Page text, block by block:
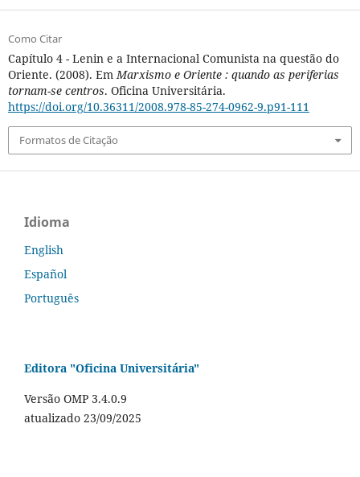
Como Citar
Capítulo 4 - Lenin e a Internacional Comunista na questão do
Oriente. (2008). EmMarxismo e Oriente : quando as periferias
tornam-se centros. Oficina Universitária.
https://doi.org/10.36311/2008.978-85-274-0962-9.p91-111
Formatos de Citação
Idioma
English
Español
Português
Editora "Oficina Universitária"
Versão OMP 3.4.0.9
atualizado 23/09/2025